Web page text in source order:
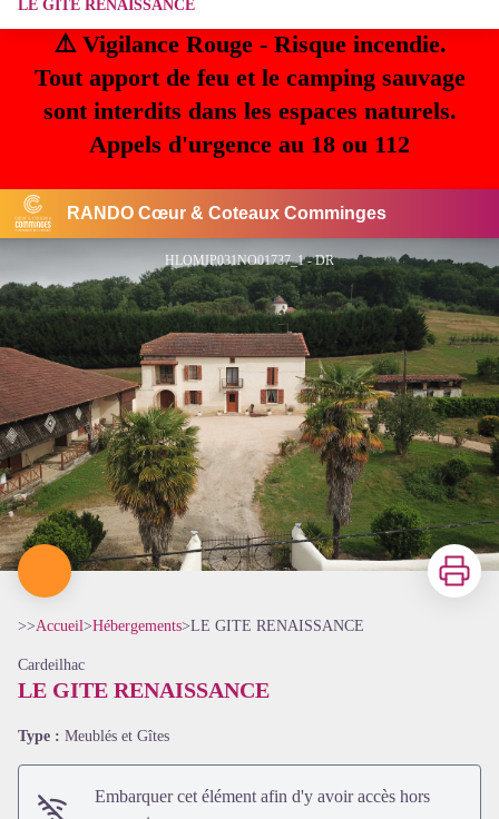
⚠️ Vigilance Rouge - Risque incendie.
Tout apport de feu et le camping sauvage
sont interdits dans les espaces naturels.
Appels d'urgence au 18 ou 112
RANDO Cœur & Coteaux Comminges
LE GITE RENAISSANCE
HLOMIP031NO01737_1 - DR
Imprimer
>>Accueil>Hébergements>LE GITE RENAISSANCE
Cardeilhac
LE GITE RENAISSANCE
Type : Meublés et Gîtes
Embarquer cet élément afin d'y avoir accès hors